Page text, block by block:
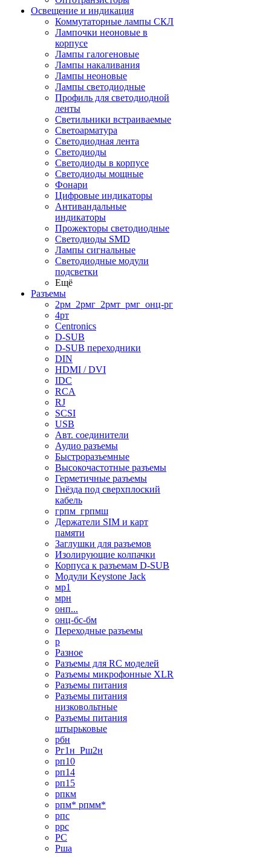
Освещение и индикация
Коммутаторные лампы СКЛ
Лампочки неоновые в
корпусе
Лампы галогеновые
Лампы накаливания
Лампы неоновые
Лампы светодиодные
Профиль для светодиодной
ленты
Светильники встраиваемые
Светоарматура
Светодиодная лента
Светодиоды
Светодиоды в корпусе
Светодиоды мощные
Фонари
Цифровые индикаторы
Антивандальные
индикаторы
Прожекторы светодиодные
Светодиоды SMD
Лампы сигнальные
Светодиодные модули
подсветки
Ещё
Разъемы
2рм_2рмг_2рмт_рмг_онц-рг
4рт
Centronics
D-SUB
D-SUB переходники
DIN
HDMI / DVI
IDC
RCA
RJ
SCSI
USB
Авт. соединители
Аудио разъемы
Быстроразъемные
Высокочастотные разъемы
Герметичные разъемы
Гнёзда под сверхплоский
кабель
грпм_грпмш
Держатели SIM и карт
памяти
Заглушки для разъемов
Изолирующие колпачки
Корпуса к разъемам D-SUB
Модули Keystone Jack
мр1
мрн
онп...
онц-бс-бм
Переходные разъемы
р
Разное
Разъемы для RC моделей
Разъемы микрофонные XLR
Разъемы питания
Разъемы питания
низковольтные
Разъемы питания
штырьковые
рбн
Рг1н_Рш2н
рп10
рп14
рп15
рпкм
рпм* рпмм*
рпс
ррс
РС
Рша